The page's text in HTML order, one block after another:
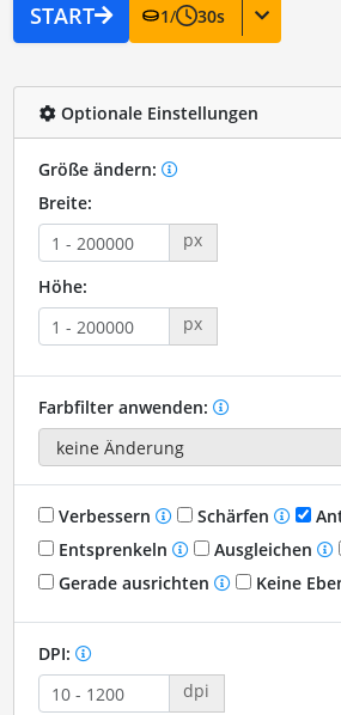
START 1/ 30s
Optionale Einstellungen
Größe ändern:
Breite:
px
Höhe:
px
Farbfilter anwenden:
Verbessern Schärfen
Entsprenkeln
Ausgleichen
Gerade ausrichten
Keine
DPI:
dpi